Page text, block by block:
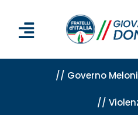
// Governo Meloni
//